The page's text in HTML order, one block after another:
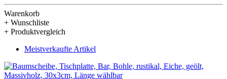
Warenkorb
+ Wunschliste
+ Produktvergleich
Meistverkaufte Artikel